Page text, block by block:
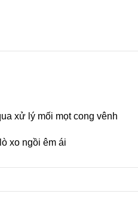
xử lý mối mọt cong vênh
xo ngồi êm ái